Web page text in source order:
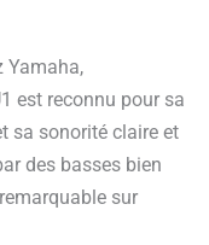
Yamaha,
est reconnu pour sa
sa sonorité claire et
des basses bien
sur